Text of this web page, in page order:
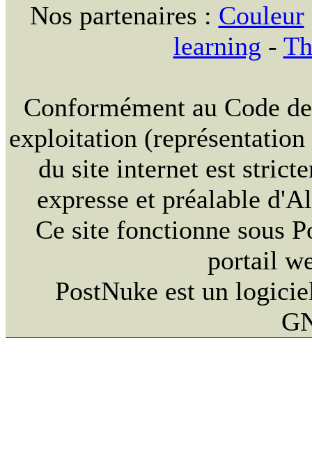
Nos partenaires : Couleur
learning -
Conformément au Code
exploitation
du site internet est
expresse et préalable
Ce site fonctionne sous
portail
PostNuke est un